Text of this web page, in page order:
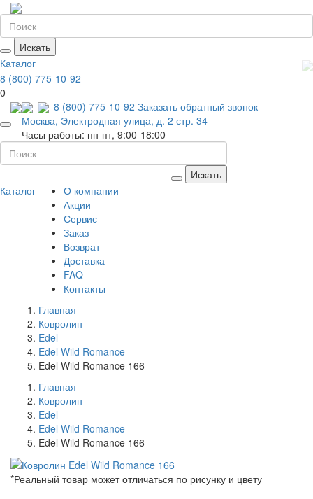
Искать
Каталог
8 (800) 775-10-92
0
8 (800) 775-10-92 Заказать обратный звонок
Москва, Электродная улица, д. 2 стр. 34
Часы работы: пн-пт, 9:00-18:00
Искать
Каталог
О компании
Акции
Сервис
Заказ
Возврат
Доставка
FAQ
Контакты
Главная
Ковролин
Edel
Edel Wild Romance
Edel Wild Romance 166
Главная
Ковролин
Edel
Edel Wild Romance
Edel Wild Romance 166
*Реальный товар может отличаться по рисунку и цвету